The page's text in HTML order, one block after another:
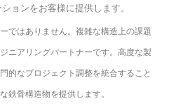
ョンをお客様に提供します。
ではありません。複雑な構造上の課題
ニアリングパートナーです。高度な製
的なプロジェクト調整を統合すること
鉄骨構造物を提供します。